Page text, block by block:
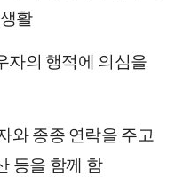
활
자의 행적에 의심을
와 종종 연락을 주고
등을 함께 함